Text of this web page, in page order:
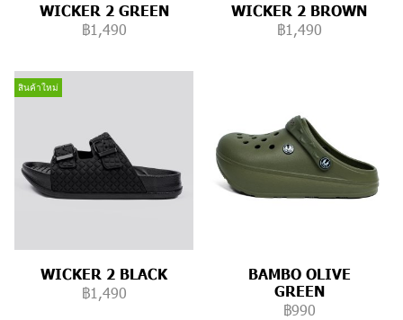
WICKER 2 GREEN
฿1,490
WICKER 2 BROWN
฿1,490
สินค้าใหม่
WICKER 2 BLACK
฿1,490
BAMBO OLIVE
GREEN
฿990